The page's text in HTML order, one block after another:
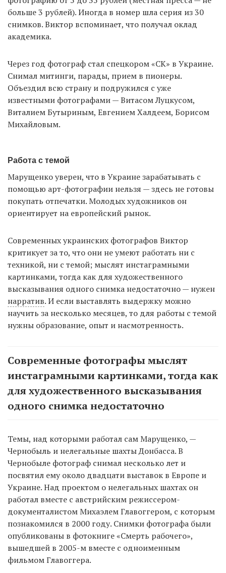
больше 3 рублей). Иногда в номер шла серия из 30
снимков. Виктор вспоминает, что получал оклад
академика.
Через год фотограф стал спецкором «CК» в Украине.
Снимал митинги, парады, прием в пионеры.
Объездил всю страну и подружился с уже
известными фотографами — Витасом Луцкусом,
Виталием Бутыриным, Евгением Халдеем, Борисом
Михайловым.
Работа с темой
Марущенко уверен, что в Украине зарабатывать с
помощью арт-фотографии нельзя — здесь не готовы
покупать отпечатки. Молодых художников он
ориентирует на европейский рынок.
Современных украинских фотографов Виктор
критикует за то, что они не умеют работать ни с
техникой, ни с темой; мыслят инстаграмными
картинками, тогда как для художественного
высказывания одного снимка недостаточно — нужен
нарратив. И если выставлять выдержку можно
научить за несколько месяцев, то для работы с темой
нужны образование, опыт и насмотренность.
Современные фотографы мыслят
инстаграмными картинками, тогда как
для художественного высказывания
одного снимка недостаточно
Темы, над которыми работал сам Марущенко, —
Чернобыль и нелегальные шахты Донбасса. В
Чернобыле фотограф снимал несколько лет и
посвятил ему около двадцати выставок в Европе и
Украине. Над проектом о нелегальных шахтах он
работал вместе с австрийским режиссером-
документалистом Михаэлем Главоггером, с которым
познакомился в 2000 году. Снимки фотографа были
опубликованы в фотокниге «Смерть рабочего»,
вышедшей в 2005-м вместе с одноименным
фильмом Главоггера.